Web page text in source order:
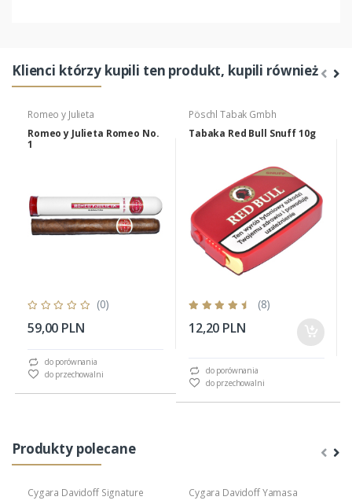
Klienci którzy kupili ten produkt, kupili również
Romeo y Julieta
Romeo y Julieta Romeo No.
1
(0)
59,00 PLN
do porównania
do przechowalni
Pöschl Tabak Gmbh
Tabaka Red Bull Snuff 10g
(8)
12,20 PLN
do porównania
do przechowalni
Produkty polecane
Cygara Davidoff Signature
Cygara Davidoff Yamasa